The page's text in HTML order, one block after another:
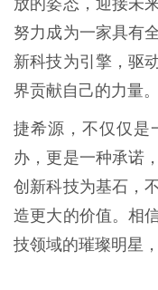
努力成为一家具有
新科技为引擎，驱
界贡献自己的力量。
捷希源，不仅仅是
办，更是一种承诺
创新科技为基石，
造更大的价值。相
技领域的璀璨明星